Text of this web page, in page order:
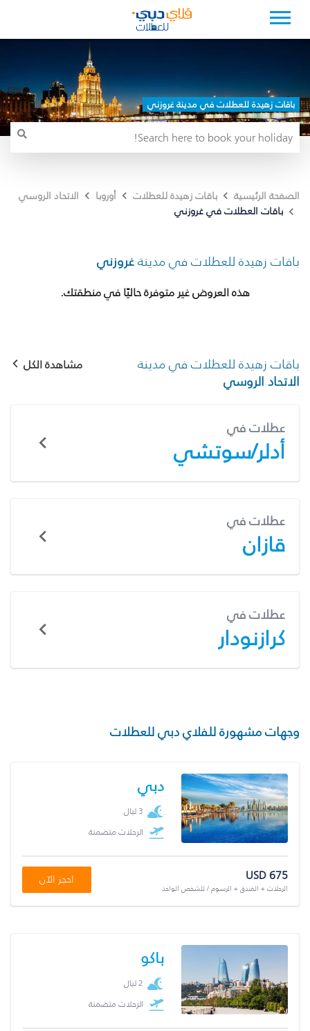
باقات زهيدة للعطلات في مدينة غروزني
الصفحة الرئيسية باقات زهيدة للعطلات أوروبا
الاتحاد الروسي
باقات العطلات في غروزني
باقات زهيدة للعطلات في مدينةغروزني
هذه العروض غير متوفرة حاليًا في منطقتك.
باقات زهيدة للعطلات في مدينة
الاتحاد الروسي
مشاهدة الكل
عطلات في
أدلر/سوتشي
عطلات في
قازان
عطلات في
كرازنودار
وجهات مشهورة للفلاي دبي للعطلات
دبي
3 ليال
الرحلات متضمنة
USD 675
الرحلات + الفندق + الرسوم / للشخص الواحد
احجز الآن
باكو
2 ليال
الرحلات متضمنة